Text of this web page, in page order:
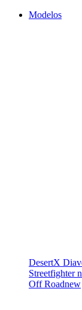
Modelos
DesertX
Streetfighter
Off Roadnew